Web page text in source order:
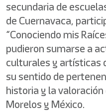
secundaria de
de Cuernavaca,
“Conociendo mis
pudieron sumarse a
culturales y artísticas
su sentido de
historia y la
Morelos y México.